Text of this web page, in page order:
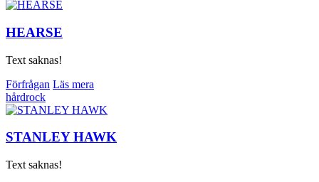
HEARSE
Text saknas!
Förfrågan Läs mera
hårdrock
STANLEY HAWK
Text saknas!